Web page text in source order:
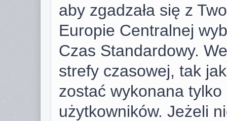
aby zgadzała się z
Europie Centralnej
Czas Standardowy.
strefy czasowej, tak
zostać wykonana
użytkowników. Jeżeli